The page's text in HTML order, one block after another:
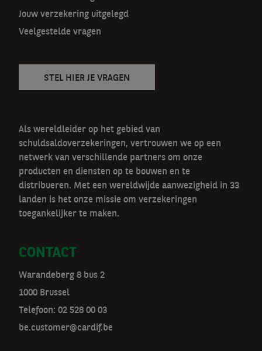
a
v
Jouw verzekering uitgelegd
Veelgestelde vragen
STEL HIER JE VRAGEN
Als wereldleider op het gebied van
schuldsaldoverzekeringen, vertrouwen we op een
netwerk van verschillende partners om onze
producten en diensten op te bouwen en te
distribueren. Met een wereldwijde aanwezigheid in 33
landen is het onze missie om verzekeringen
toegankelijker te maken.
CONTACT
Warandeberg 8 bus 2
1000 Brussel
Telefoon: 02 528 00 03
be.customer@cardif.be